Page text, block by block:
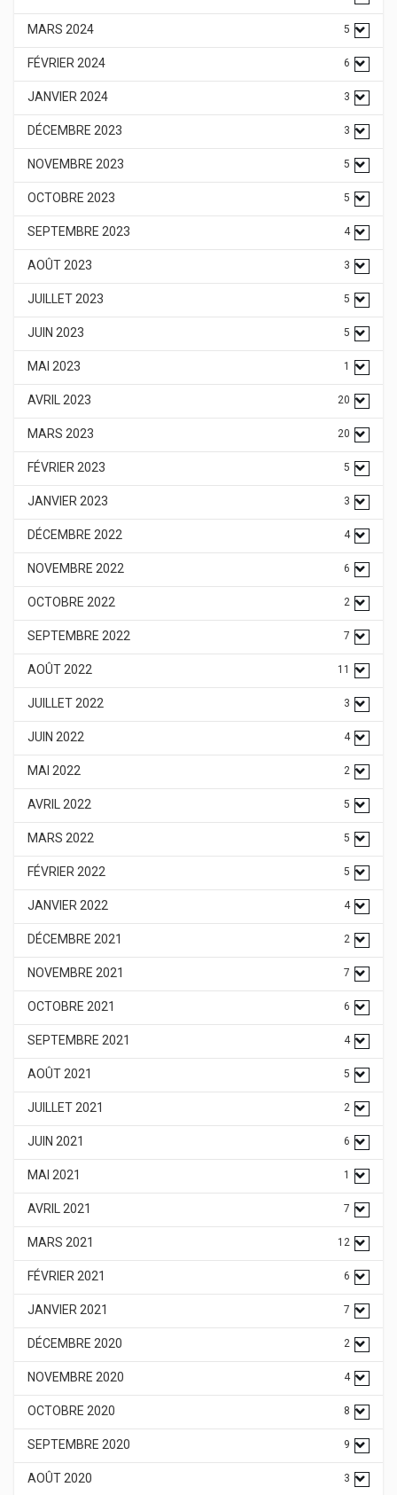
MARS 2024 5
FÉVRIER 2024 6
JANVIER 2024 3
DÉCEMBRE 2023 3
NOVEMBRE 2023 5
OCTOBRE 2023 5
SEPTEMBRE 2023 4
AOÛT 2023 3
JUILLET 2023 5
JUIN 2023 5
MAI 2023 1
AVRIL 2023 20
MARS 2023 20
FÉVRIER 2023 5
JANVIER 2023 3
DÉCEMBRE 2022 4
NOVEMBRE 2022 6
OCTOBRE 2022 2
SEPTEMBRE 2022 7
AOÛT 2022 11
JUILLET 2022 3
JUIN 2022 4
MAI 2022 2
AVRIL 2022 5
MARS 2022 5
FÉVRIER 2022 5
JANVIER 2022 4
DÉCEMBRE 2021 2
NOVEMBRE 2021 7
OCTOBRE 2021 6
SEPTEMBRE 2021 4
AOÛT 2021 5
JUILLET 2021 2
JUIN 2021 6
MAI 2021 1
AVRIL 2021 7
MARS 2021 12
FÉVRIER 2021 6
JANVIER 2021 7
DÉCEMBRE 2020 2
NOVEMBRE 2020 4
OCTOBRE 2020 8
SEPTEMBRE 2020 9
AOÛT 2020 3